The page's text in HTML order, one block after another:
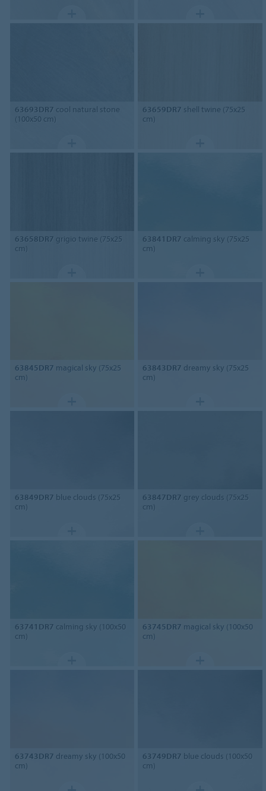
63693DR7 cool natural stone
(100x50 cm)
63659DR7 shell twine (75x25
cm)
63658DR7 grigio twine (75x25
cm)
63841DR7 calming sky (75x25
cm)
63845DR7 magical sky (75x25
cm)
63843DR7 dreamy sky (75x25
cm)
63849DR7 blue clouds (75x25
cm)
63847DR7 grey clouds (75x25
cm)
63741DR7 calming sky (100x50
cm)
63745DR7 magical sky (100x50
cm)
63743DR7 dreamy sky (100x50
cm)
63749DR7 blue clouds (100x50
cm)